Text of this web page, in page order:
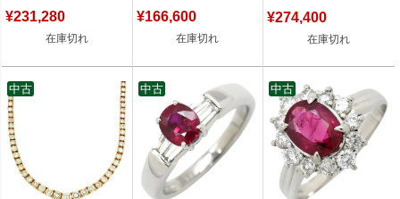
¥231,280
在庫切れ
¥166,600
在庫切れ
¥274,400
在庫切れ
中古 中古 中古